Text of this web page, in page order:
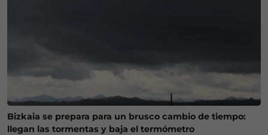
Bizkaia se prepara para un brusco cambio de tiempo:
llegan las tormentas y baja el termómetro